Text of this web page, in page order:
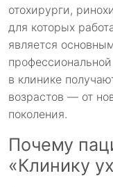
отохирурги,
для которых
является
в клинике
возрастов — от
поколения.
Почему
«Клинику